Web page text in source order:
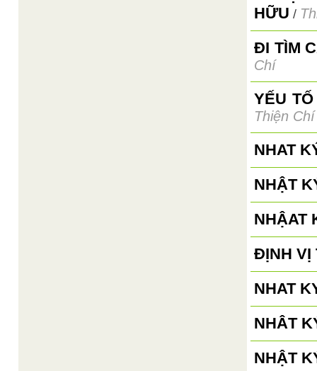
HỮU /
ĐI TÌM
Chí
YẾU
Thiện Chí
NHAT
NHẬT
NHẬAT
ĐỊNH VỊ
NHAT
NHÂT
NHẬT